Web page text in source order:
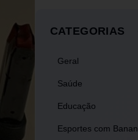
CATEGORIAS
Geral
Saúde
Educação
Esportes com